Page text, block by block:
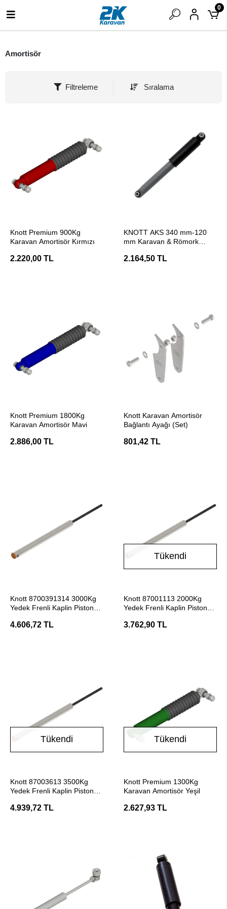
0
Amortisör
Filtreleme Sıralama
Knott Premium 900Kg
Karavan Amortisör Kırmızı
2.220,00 TL
KNOTT AKS 340 mm-120
mm Karavan & Römork
2.164,50 TL
Knott Premium 1800Kg
Karavan Amortisör Mavi
2.886,00 TL
Knott Karavan Amortisör
Bağlantı Ayağı (Set)
801,42 TL
Knott 8700391314 3000Kg
Yedek Frenli Kaplin Piston
4.606,72 TL
Tükendi
Knott 87001113 2000Kg
Yedek Frenli Kaplin Piston
3.762,90 TL
Tükendi
Knott 87003613 3500Kg
Yedek Frenli Kaplin Piston
4.939,72 TL
Tükendi
Knott Premium 1300Kg
Karavan Amortisör Yeşil
2.627,93 TL